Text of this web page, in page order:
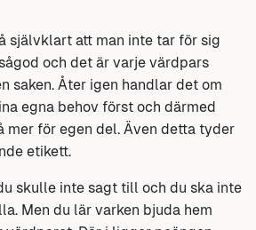
självklart att man inte tar för sig
och det är varje värdpars
saken. Åter igen handlar det om
egna behov först och därmed
mer för egen del. Även detta tyder
etikett.
skulle inte sagt till och du ska inte
Men du lär varken bjuda hem